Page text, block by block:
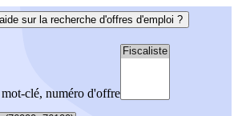
sur la recherche d'offres d'emploi ?
clé, numéro d'offre